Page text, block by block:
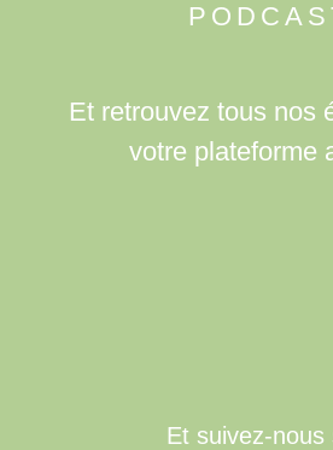
Et retrouvez tous nos
votre plateforme
Et suivez-nous